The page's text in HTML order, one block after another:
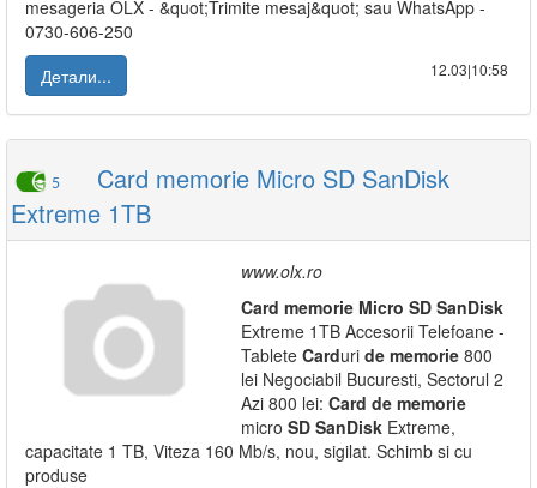
mesageria OLX - &quot;Trimite mesaj&quot; sau WhatsApp -
0730-606-250
Детали...
12.03|10:58
5
Card memorie Micro SD SanDisk
Extreme 1TB
www.olx.ro
Card memorie Micro SD SanDisk
Extreme 1TB Accesorii Telefoane -
Tablete Carduri de memorie 800
lei Negociabil Bucuresti, Sectorul 2
Azi 800 lei: Card de memorie
micro SD SanDisk Extreme,
capacitate 1 TB, Viteza 160 Mb/s, nou, sigilat. Schimb si cu
produse